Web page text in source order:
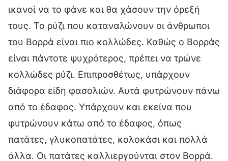
ικανοί να το φάνε και θα χάσουν την όρεξή
τους. Το ρύζι που καταναλώνουν οι άνθρωποι
του Βορρά είναι πιο κολλώδες. Καθώς ο Βορράς
είναι πάντοτε ψυχρότερος, πρέπει να τρώνε
κολλώδες ρύζι. Επιπροσθέτως, υπάρχουν
διάφορα είδη φασολιών. Αυτά φυτρώνουν πάνω
από το έδαφος. Υπάρχουν και εκείνα που
φυτρώνουν κάτω από το έδαφος, όπως
πατάτες, γλυκοπατάτες, κολοκάσι και πολλά
άλλα. Οι πατάτες καλλιεργούνται στον Βορρά.